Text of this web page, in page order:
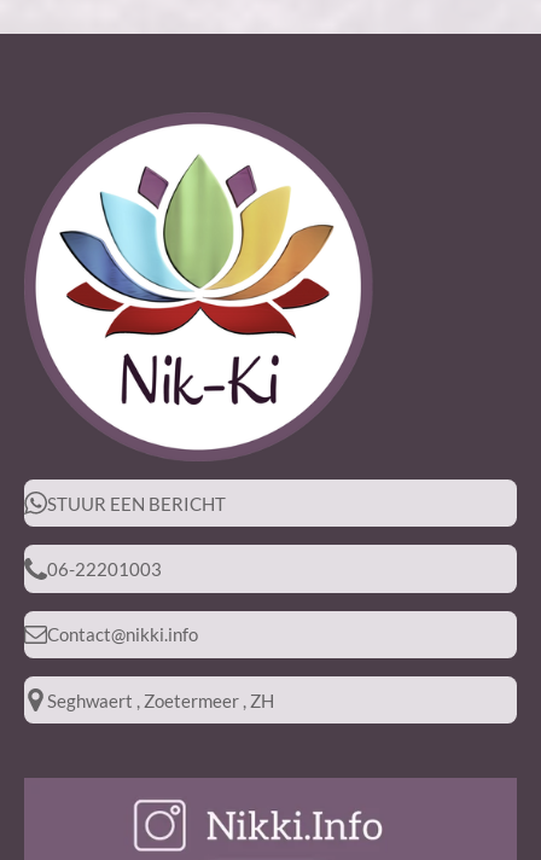
STUUR EEN BERICHT
06-22201003
Contact@nikki.info
Seghwaert , Zoetermeer , ZH